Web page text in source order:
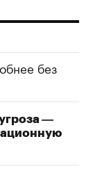
без
—